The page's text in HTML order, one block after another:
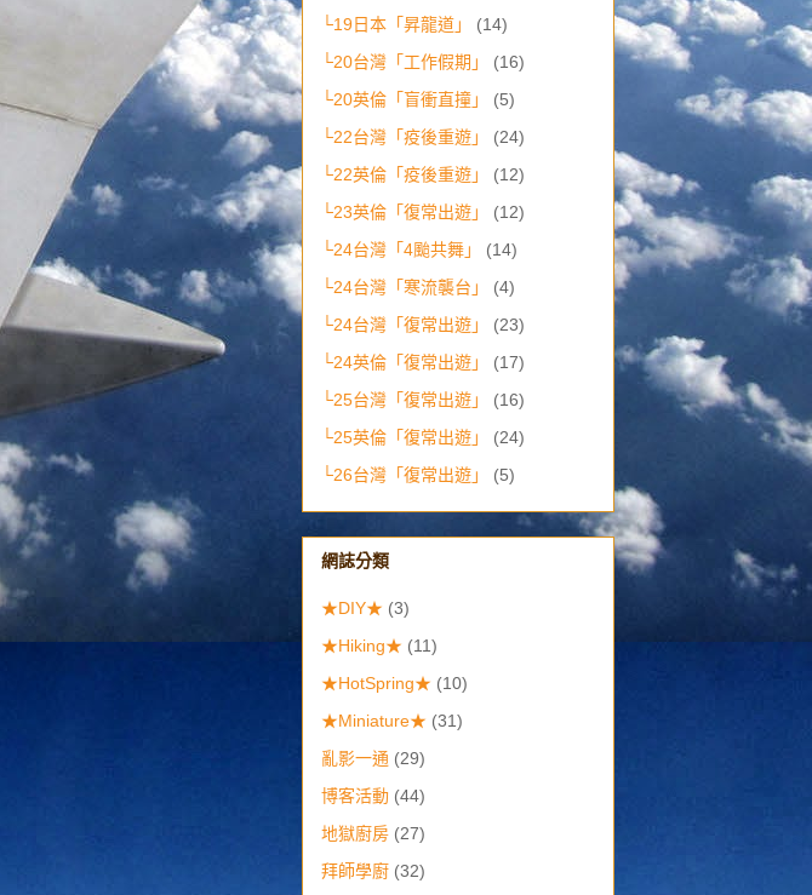
└19日本「昇龍道」
(14)
└20台灣「工作假期」
(16)
└20英倫「盲衝直撞」
(5)
└22台灣「疫後重遊」
(24)
└22英倫「疫後重遊」
(12)
└23英倫「復常出遊」
(12)
└24台灣「4颱共舞」
(14)
└24台灣「寒流襲台」
(4)
└24台灣「復常出遊」
(23)
└24英倫「復常出遊」
(17)
└25台灣「復常出遊」
(16)
└25英倫「復常出遊」
(24)
└26台灣「復常出遊」
(5)
網誌分類
★DIY★ (3)
★Hiking★ (11)
★HotSpring★ (10)
★Miniature★ (31)
亂影一通 (29)
博客活動 (44)
地獄廚房 (27)
拜師學廚 (32)